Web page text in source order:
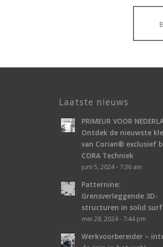
Laatste nieuws
PRIMEUR VOOR
Ontdek de nieuwste
van Corian® exclusief
CORA Techniek
juni 5, 2024 - 7:36 am
Patternine:
Grensverleggende 3D-
structuren in solid
mei 28, 2024 - 7:44 pm
Werkvoorbereider –